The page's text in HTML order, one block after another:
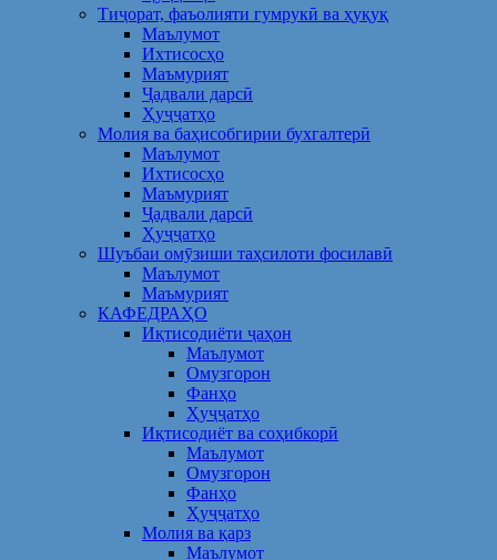
Тиҷорат, фаъолияти гумрукӣ ва ҳуқуқ
Маълумот
Ихтисосҳо
Маъмурият
Ҷадвали дарсӣ
Ҳуҷҷатҳо
Молия ва баҳисобгирии бухгалтерӣ
Маълумот
Ихтисосҳо
Маъмурият
Ҷадвали дарсӣ
Ҳуҷҷатҳо
Шуъбаи омӯзиши таҳсилоти фосилавӣ
Маълумот
Маъмурият
КАФЕДРАҲО
Иқтисодиёти ҷаҳон
Маълумот
Омузгорон
Фанҳо
Ҳуҷҷатҳо
Иқтисодиёт ва соҳибкорӣ
Маълумот
Омузгорон
Фанҳо
Ҳуҷҷатҳо
Молия ва қарз
Маълумот